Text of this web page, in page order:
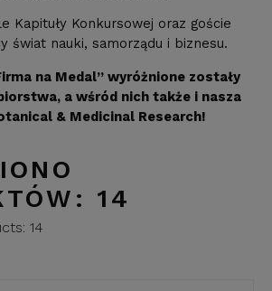
Kapituły Konkursowej oraz goście
świat nauki, samorządu i biznesu.
na Medal” wyróżnione zostały
a wśród nich także i nasza
& Medicinal Research!
14
14